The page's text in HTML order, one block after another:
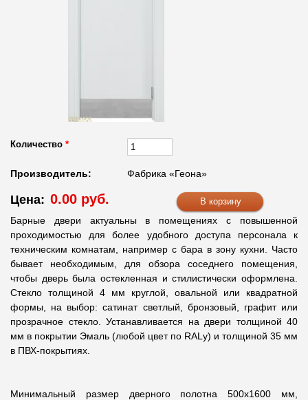
Количество *
Производитель: Фабрика «Геона»
Цена: 0.00 руб.
Барные двери актуальны в помещениях с повышенной
проходимостью для более удобного доступа персонала к
техническим комнатам, например с бара в зону кухни. Часто
бывает необходимым, для обзора соседнего помещения,
чтобы дверь была остекленная и стилистически оформлена.
Стекло толщиной 4 мм круглой, овальной или квадратной
формы, на выбор: сатинат светлый, бронзовый, графит или
прозрачное стекло. Устанавливается на двери толщиной 40
мм в покрытии Эмаль (любой цвет по RALу) и толщиной 35 мм
в ПВХ-покрытиях.
Минимальный размер дверного полотна 500х1600 мм,